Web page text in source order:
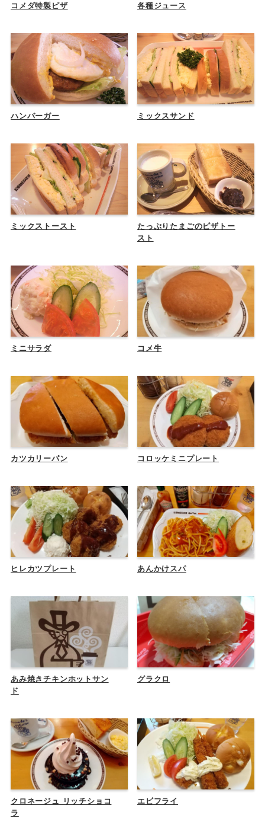
コメダ特製ピザ 各種ジュース
ハンバーガー ミックスサンド
ミックストースト
たっぷりたまごのピザトー
スト
ミニサラダ コメ牛
カツカリーパン コロッケミニプレート
ヒレカツプレート あんかけスパ
あみ焼きチキンホットサン
ド
グラクロ
クロネージュ リッチショコ
ラ
エビフライ